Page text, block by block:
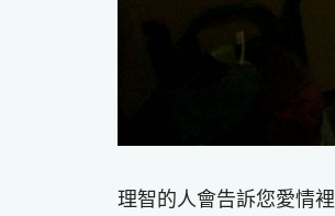
理智的人會告訴您愛情